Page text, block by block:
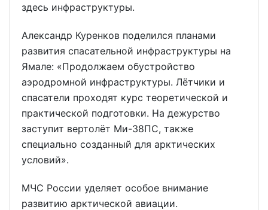
здесь инфраструктуры.
Александр Куренков поделился планами
развития спасательной инфраструктуры на
Ямале: «Продолжаем обустройство
аэродромной инфраструктуры. Лётчики и
спасатели проходят курс теоретической и
практической подготовки. На дежурство
заступит вертолёт Ми-38ПС, также
специально созданный для арктических
условий».
МЧС России уделяет особое внимание
развитию арктической авиации.